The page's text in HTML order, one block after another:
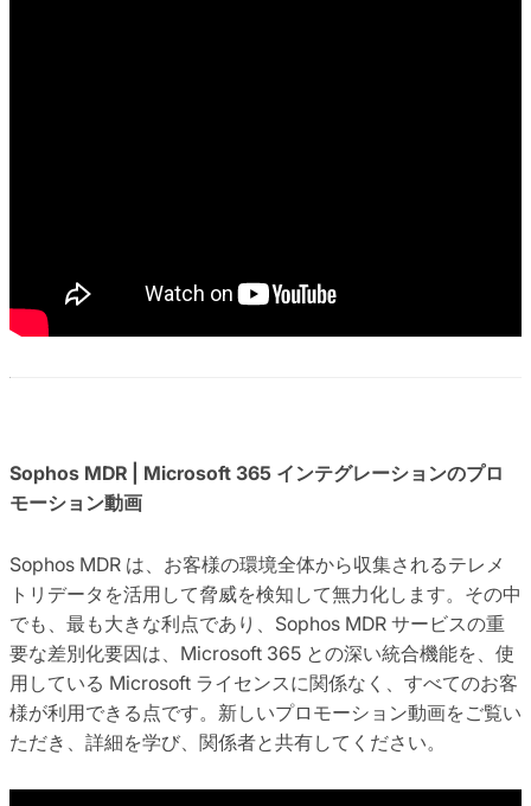
Sophos MDR | Microsoft 365 インテグレーションのプロ
モーション動画
Sophos MDR は、お客様の環境全体から収集されるテレメ
トリデータを活用して脅威を検知して無力化します。その中
でも、最も大きな利点であり、Sophos MDR サービスの重
要な差別化要因は、Microsoft 365 との深い統合機能を、使
用している Microsoft ライセンスに関係なく、すべてのお客
様が利用できる点です。新しいプロモーション動画をご覧い
ただき、詳細を学び、関係者と共有してください。